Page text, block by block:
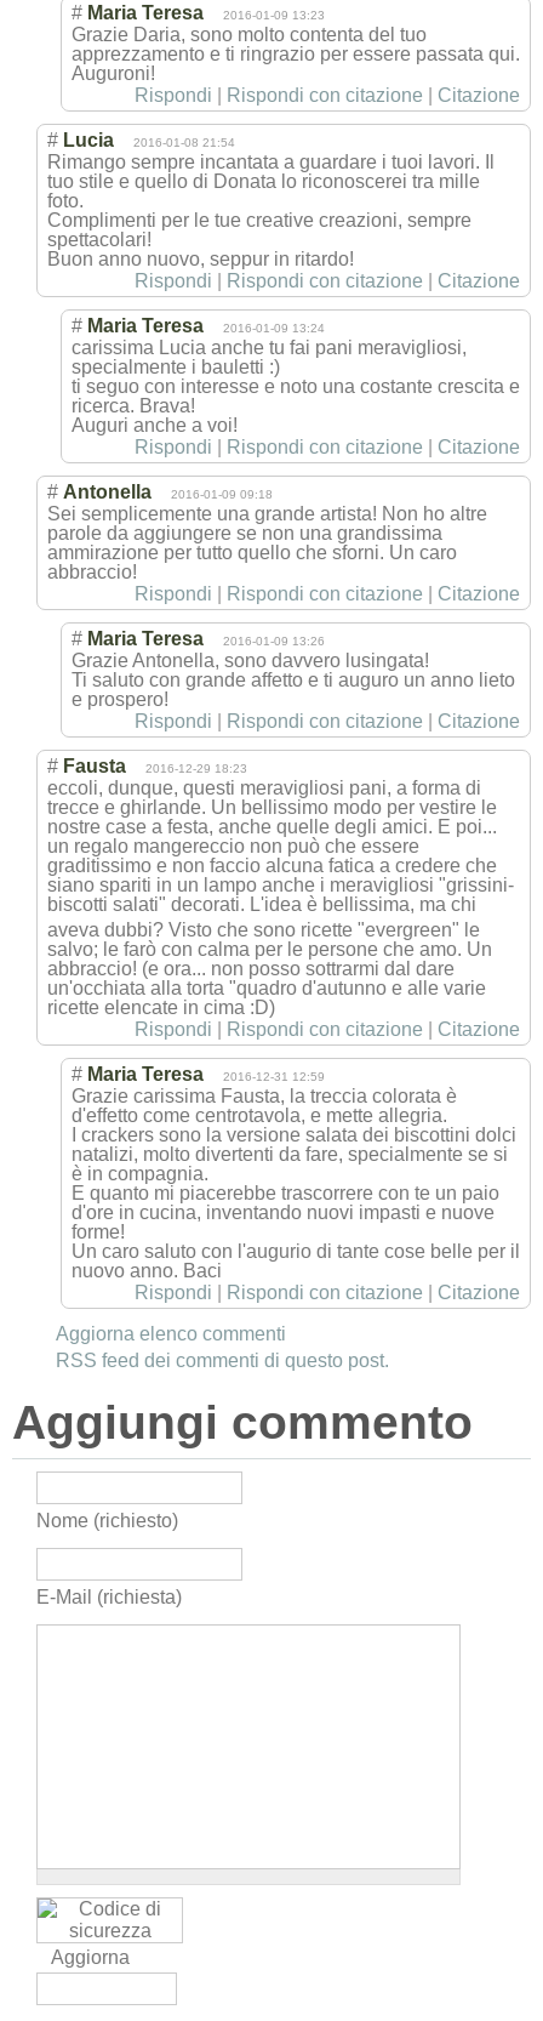
# Maria Teresa 2016-01-09 13:23
Grazie Daria, sono molto contenta del tuo
apprezzamento e ti ringrazio per essere passata qui.
Auguroni!
Rispondi
Rispondi con citazione Citazione
# Lucia 2016-01-08 21:54
Rimango sempre incantata a guardare i tuoi lavori. Il
tuo stile e quello di Donata lo riconoscerei tra mille
foto.
Complimenti per le tue creative creazioni, sempre
spettacolari!
Buon anno nuovo, seppur in ritardo!
Rispondi
Rispondi con citazione Citazione
# Maria Teresa 2016-01-09 13:24
carissima Lucia anche tu fai pani meravigliosi,
specialmente i bauletti :)
ti seguo con interesse e noto una costante crescita e
ricerca. Brava!
Auguri anche a voi!
Rispondi
Rispondi con citazione Citazione
# Antonella 2016-01-09 09:18
Sei semplicemente una grande artista! Non ho altre
parole da aggiungere se non una grandissima
ammirazione per tutto quello che sforni. Un caro
abbraccio!
Rispondi
Rispondi con citazione Citazione
# Maria Teresa 2016-01-09 13:26
Grazie Antonella, sono davvero lusingata!
Ti saluto con grande affetto e ti auguro un anno lieto
e prospero!
Rispondi
Rispondi con citazione Citazione
# Fausta 2016-12-29 18:23
eccoli, dunque, questi meravigliosi pani, a forma di
trecce e ghirlande. Un bellissimo modo per vestire le
nostre case a festa, anche quelle degli amici. E poi...
un regalo mangereccio non può che essere
graditissimo e non faccio alcuna fatica a credere che
siano spariti in un lampo anche i meravigliosi "grissini-
biscotti salati" decorati. L'idea è bellissima, ma chi
aveva dubbi? Visto che sono ricette "evergreen" le
salvo; le farò con calma per le persone che amo. Un
abbraccio! (e ora... non posso sottrarmi dal dare
un'occhiata alla torta "quadro d'autunno e alle varie
ricette elencate in cima :D)
Rispondi
Rispondi con citazione Citazione
# Maria Teresa 2016-12-31 12:59
Grazie carissima Fausta, la treccia colorata è
d'effetto come centrotavola, e mette allegria.
I crackers sono la versione salata dei biscottini dolci
natalizi, molto divertenti da fare, specialmente se si
è in compagnia.
E quanto mi piacerebbe trascorrere con te un paio
d'ore in cucina, inventando nuovi impasti e nuove
forme!
Un caro saluto con l'augurio di tante cose belle per il
nuovo anno. Baci
Rispondi
Rispondi con citazione
Citazione
Aggiorna elenco commenti
RSS feed dei commenti di questo post.
Aggiungi commento
Nome (richiesto)
E-Mail (richiesta)
Aggiorna